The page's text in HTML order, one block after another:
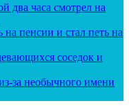
два часа смотрел на
на пенсии и стал петь на
соседок и
за необычного имени